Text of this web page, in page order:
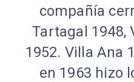
compañía
Tartagal 1948,
1952. Villa Ana
en 1963 hizo